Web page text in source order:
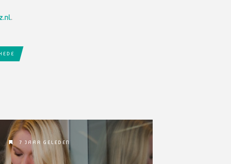
.
7 JAAR GELEDEN